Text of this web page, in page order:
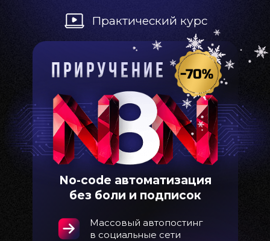
п р и р у ч е н и е
No-code автоматизация
без боли и подписок
Массовый автопостинг
в социальные сети
Практический курс
-70%